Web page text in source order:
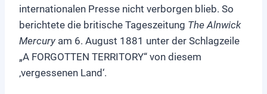
internationalen Presse nicht verborgen blieb. So
berichtete die britische Tageszeitung The Alnwick
Mercury am 6. August 1881 unter der Schlagzeile
„A FORGOTTEN TERRITORY“ von diesem
‚vergessenen Land‘.